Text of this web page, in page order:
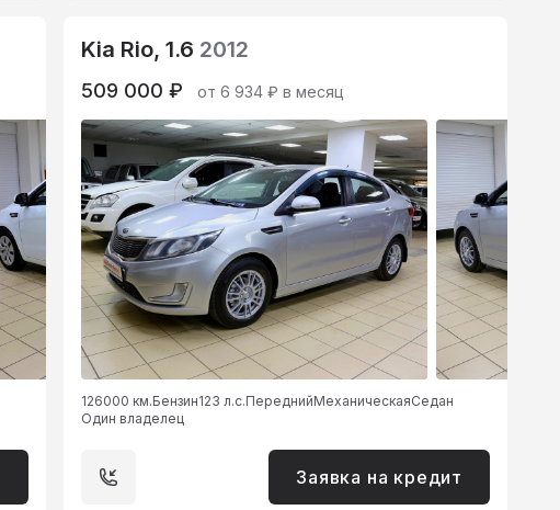
Kia Rio, 1.6 2012
509 000 ₽ от 6 934 ₽ в месяц
126000 км.Бензин123 л.с.ПереднийМеханическаяСедан
Один владелец
Заявка на кредит